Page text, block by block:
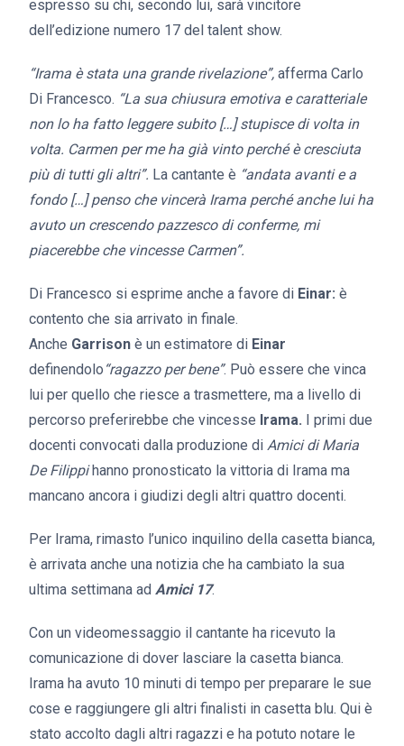
espresso su chi, secondo lui, sarà vincitore
dell’edizione numero 17 del talent show.
“Irama è stata una grande rivelazione”, afferma Carlo
Di Francesco. “La sua chiusura emotiva e caratteriale
non lo ha fatto leggere subito […] stupisce di volta in
volta. Carmen per me ha già vinto perché è cresciuta
più di tutti gli altri”. La cantante è “andata avanti e a
fondo […] penso che vincerà Irama perché anche lui ha
avuto un crescendo pazzesco di conferme, mi
piacerebbe che vincesse Carmen”.
Di Francesco si esprime anche a favore di Einar: è
contento che sia arrivato in finale.
Anche Garrison è un estimatore di Einar
definendolo “ragazzo per bene”. Può essere che vinca
lui per quello che riesce a trasmettere, ma a livello di
percorso preferirebbe che vincesse Irama. I primi due
docenti convocati dalla produzione di Amici di Maria
De Filippihanno pronosticato la vittoria di Irama ma
mancano ancora i giudizi degli altri quattro docenti.
Per Irama, rimasto l’unico inquilino della casetta bianca,
è arrivata anche una notizia che ha cambiato la sua
ultima settimana ad Amici 17.
Con un videomessaggio il cantante ha ricevuto la
comunicazione di dover lasciare la casetta bianca.
Irama ha avuto 10 minuti di tempo per preparare le sue
cose e raggiungere gli altri finalisti in casetta blu. Qui è
stato accolto dagli altri ragazzi e ha potuto notare le